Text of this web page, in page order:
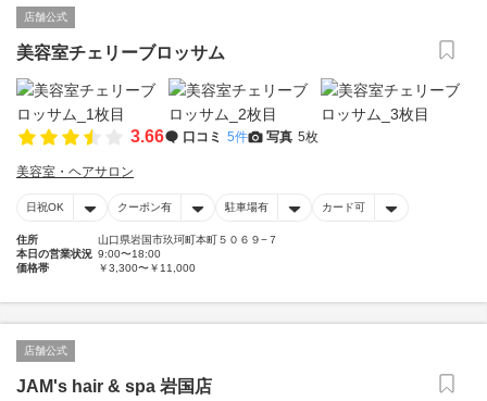
店舗公式
美容室チェリーブロッサム
3.66 口コミ 5件 写真 5枚
美容室・ヘアサロン
日祝OK クーポン有 駐車場有 カード可
住所
山口県岩国市玖珂町本町５０６９−７
本日の営業状況 9:00〜18:00
価格帯
￥3,300〜￥11,000
店舗公式
JAM's hair & spa 岩国店